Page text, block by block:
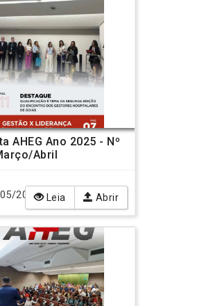
AHEG Ano 2025 - Nº
Abril
2025 Leia Abrir